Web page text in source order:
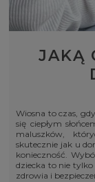
JAKĄ
Wiosna to czas,
się ciepłym
maluszków,
skutecznie jak u
konieczność.
dziecka to nie
zdrowia i